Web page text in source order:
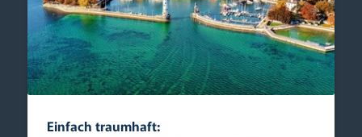
Einfach traumhaft: